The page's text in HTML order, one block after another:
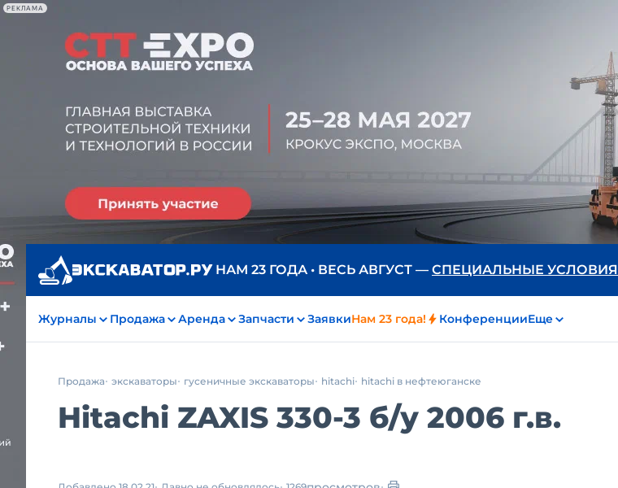
РЕКЛАМА
НАМ 23 ГОДА • ВЕСЬ АВГУСТ — СПЕЦИАЛЬНЫЕ УСЛОВИЯ
Журналы Продажа Аренда Запчасти ЗаявкиНам 23 года! КонференцииЕще
Продажа экскаваторы гусеничные экскаваторы hitachi hitachi в нефтеюганске
Hitachi ZAXIS 330-3 б/у 2006 г.в.